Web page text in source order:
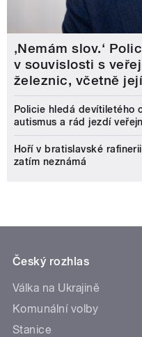
‚Nemám slov.‘
v souvislosti s
železnic, včetně
Policie hledá devítiletého
autismus a rád jezdí
Hoří v bratislavské
zatím neznámá
Český rozhlas
Válka na Ukrajině
Komunální volby
Stanice